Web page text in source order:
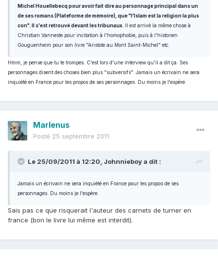
Michel Houellebecq pour avoir fait dire au personnage principal dans un
de ses romans (Plateforme de mémoire), que "l'Islam est la religion la plus
con". Il s'est retrouvé devant les tribunaux. Il est arrivé la même chose à
Christian Vanneste pour incitation à l'homophobie, puis à l'historien
Gouguenheim pour son livre "Aristote au Mont Saint-Michel" etc.
Hmm, je pense que tu te trompes. C'est lors d'une interview qu'il a dit ça. Ses
personnages disent des choses bien plus "subversifs". Jamais un écrivain ne sera
inquiété en France pour les propos de ses personnages. Du moins je l'espère.
Marlenus
Posté 25 septembre 2011
Le 25/09/2011 à 12:20, Johnnieboy a dit :
Jamais un écrivain ne sera inquiété en France pour les propos de ses
personnages. Du moins je l'espère.
Sais pas ce que risquerait l'auteur des carnets de turner en
france (bon le livre lui même est interdit).